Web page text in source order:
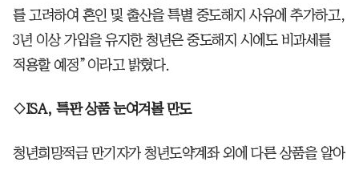
를 고려하여 혼인 및 출산을 특별 중도해지 사유에 추가하고,
3년 이상 가입을 유지한 청년은 중도해지 시에도 비과세를
적용할 예정”이라고 밝혔다.
◇ISA, 특판 상품 눈여겨볼 만도
청년희망적금 만기자가 청년도약계좌 외에 다른 상품을 알아